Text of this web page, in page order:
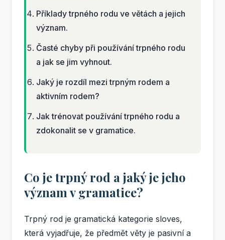
Příklady trpného rodu ve větách a jejich
význam.
Časté chyby při používání trpného rodu
a jak se jim vyhnout.
Jaký je rozdíl mezi trpným rodem a
aktivním rodem?
Jak trénovat používání trpného rodu a
zdokonalit se v gramatice.
Co je trpný rod a jaký je jeho
význam v gramatice?
Trpný rod je gramatická kategorie sloves,
která vyjadřuje, že předmět věty je pasivní a